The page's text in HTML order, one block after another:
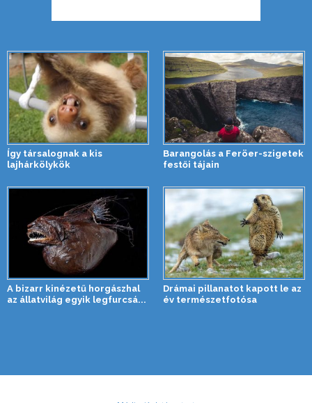
Így társalognak a kis
lajhárkölykök
Barangolás a Feröer-szigetek
festői tájain
A bizarr kinézetű horgászhal
az állatvilág egyik legfurcsá...
Drámai pillanatot kapott le az
év természetfotósa